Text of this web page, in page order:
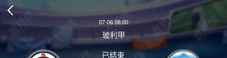

07-06 08:00
玻利甲
已结束